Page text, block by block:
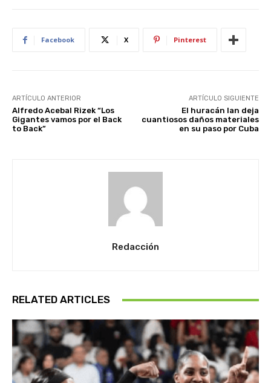
Facebook X Pinterest
ARTÍCULO ANTERIOR
Alfredo Acebal Rizek “Los
Gigantes vamos por el Back
to Back”
ARTÍCULO SIGUIENTE
El huracán Ian deja
cuantiosos daños materiales
en su paso por Cuba
Redacción
RELATED ARTICLES